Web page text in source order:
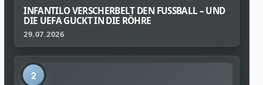
INFANTILO VERSCHERBELT DEN FUSSBALL – UND D
IE UEFA GUCKT IN DIE RÖHRE
29.07.2026
2